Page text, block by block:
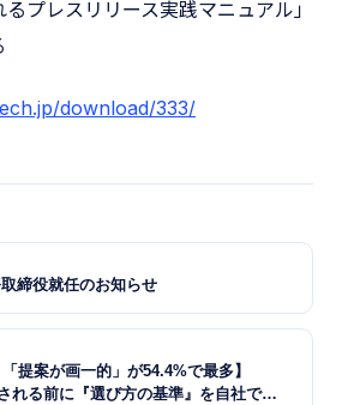
プレスリリース実践マニュアル」
download/333/
締役就任のお知らせ
提案が画一的」が54.4%で最多】
れる前に『選び方の基準』を自社で定